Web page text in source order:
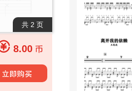
共 2 页
8.00